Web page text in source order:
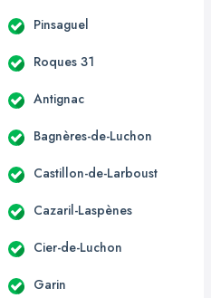
Pinsaguel
Roques 31
Antignac
Bagnères-de-Luchon
Castillon-de-Larboust
Cazaril-Laspènes
Cier-de-Luchon
Garin